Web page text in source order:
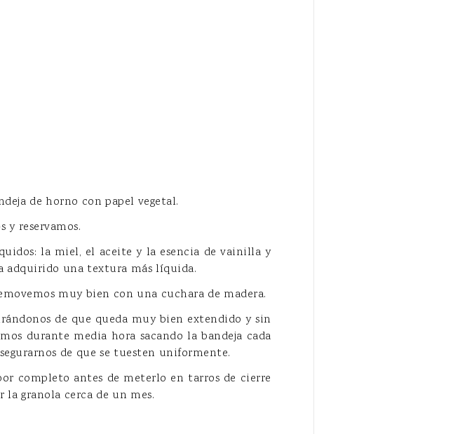
de horno con papel vegetal.
y reservamos.
la miel, el aceite y la esencia de vainilla y
adquirido una textura más líquida.
muy bien con una cuchara de madera.
de que queda muy bien extendido y sin
durante media hora sacando la bandeja cada
de que se tuesten uniformente.
completo antes de meterlo en tarros de cierre
la granola cerca de un mes.